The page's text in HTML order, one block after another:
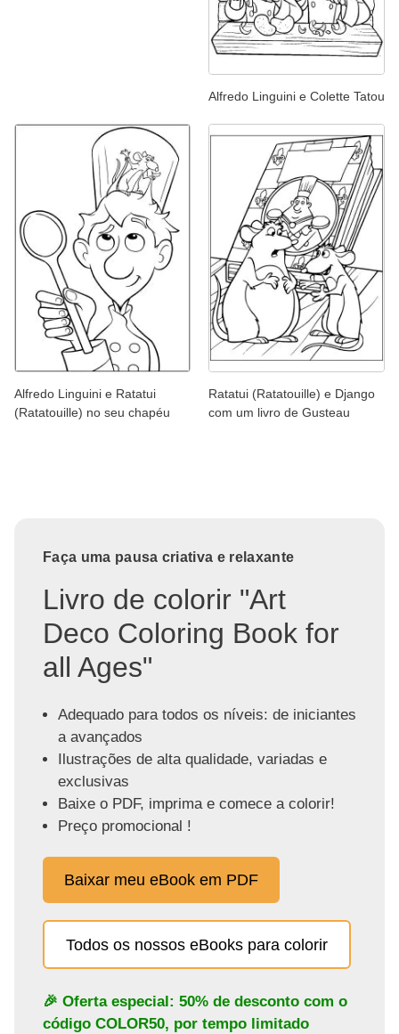
Alfredo Linguini e Colette Tatou
Alfredo Linguini e Ratatui
(Ratatouille) no seu chapéu
Ratatui (Ratatouille) e Django
com um livro de Gusteau
Faça uma pausa criativa e relaxante
Livro de colorir "Art
Deco Coloring Book for
all Ages"
Adequado para todos os níveis: de iniciantes
a avançados
Ilustrações de alta qualidade, variadas e
exclusivas
Baixe o PDF, imprima e comece a colorir!
Preço promocional !
Baixar meu eBook em PDF
Todos os nossos eBooks para colorir
🎉 Oferta especial: 50% de desconto com o
código COLOR50, por tempo limitado